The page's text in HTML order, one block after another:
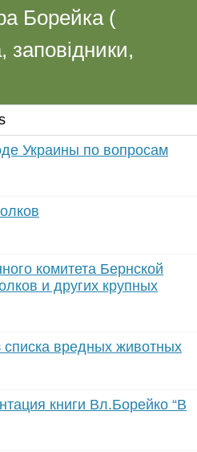
Борейка (
заповідники,
Украины по вопросам
комитета Бернской
и других крупных
вредных животных
книги Вл.Борейко “В